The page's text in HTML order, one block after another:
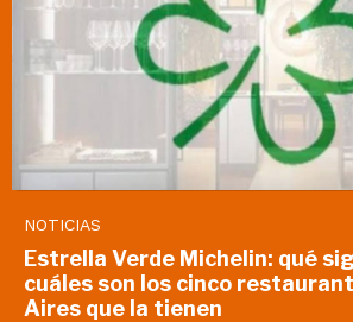
NOTICIAS
Estrella Verde Michelin: qué
cuáles son los cinco
Aires que la tienen